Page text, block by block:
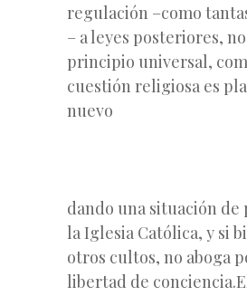
regulación –como
– a leyes posteriores,
principio universal,
cuestión religiosa es
nuevo
dando una situación
la Iglesia Católica, y si
otros cultos, no aboga
libertad de